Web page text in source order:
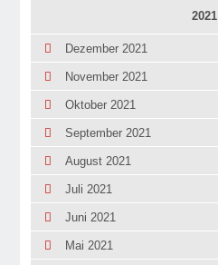
2021
Dezember 2021
November 2021
Oktober 2021
September 2021
August 2021
Juli 2021
Juni 2021
Mai 2021